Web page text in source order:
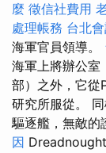
麼 徵信社費用
處理帳務 台北
海軍官員領導。
海軍上將辦公室
部）之外，它從
研究所服從。
驅逐艦，無敵的
因